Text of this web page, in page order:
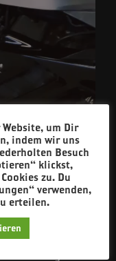
00:27
springt an und
#derKay
#gsxr750
#stein
um Dir
indem wir uns
Besuch
klickst,
zu. Du
verwenden,
erteilen.